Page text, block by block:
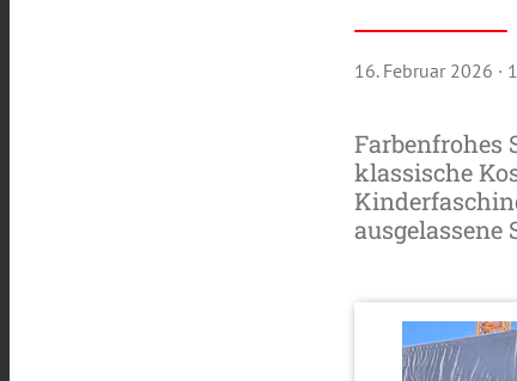
16. Februar 2026 ·
Farbenfrohes
klassische
ausgelassene